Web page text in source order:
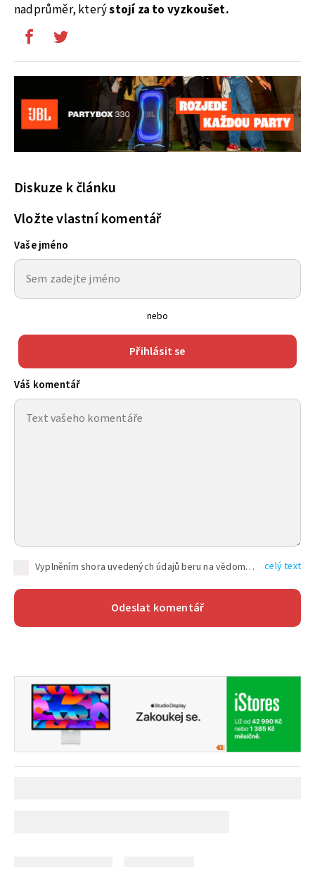
nadprůměr, kterýstojí za to vyzkoušet.
Diskuze k článku
Vložte vlastní komentář
Vaše jméno
nebo
Přihlásit se
Váš komentář
Vyplněním shora uvedených údajů beru na vědomí, že společnost TEXT FACTORY s.r.o., sídlem Brno, Durďákova 336/29, Černá Pole, PSČ: 613 00, IČ: 06157831, zapsané u Krajského soudu v Brně, oddíl C, vložka 100399, bude zpracovávat mé osobní údaje uvedené v rámci mnou vyplněného registračního formuláře na základě oprávněných zájmů TEXT FACTORY s.r.o. dle čl. 6 odst. 1 písm. f) GDPR a pro splnění právních povinností (čl. 6 odst. 1 písm. c) GDPR), a to pro tyto účely: nezbytnost zajistit oprávnění návštěvníka webových stránek provozovaných společností TEXT FACTORY s.r.o. přispívat aktivně ke zveřejněným článkům nebo v rámci diskusních fór a výkon práv TEXT FACTORY s.r.o. jako administrátora těchto diskusních fór. Více informací o zpracování osobních údajů a právech lze nalézt v celý text